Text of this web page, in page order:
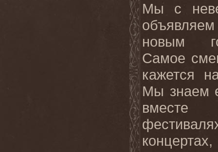
Мы с
новым
Самое
кажется
Мы знаем
вместе